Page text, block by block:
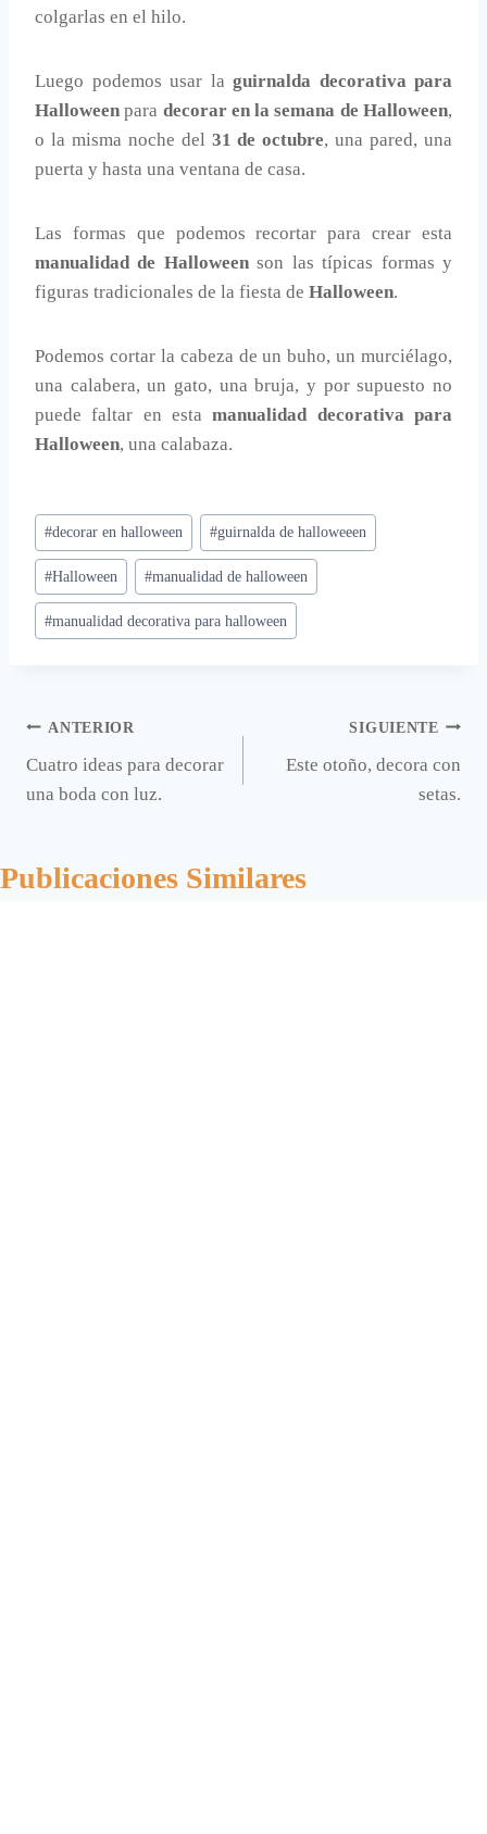
colgarlas en el hilo.
Luego podemos usar la guirnalda decorativa para
Halloween para decorar en la semana de Halloween,
o la misma noche del 31 de octubre, una pared, una
puerta y hasta una ventana de casa.
Las formas que podemos recortar para crear esta
manualidad de Halloweenson las típicas formas y
figuras tradicionales de la fiesta de Halloween.
Podemos cortar la cabeza de un buho, un murciélago,
una calabera, un gato, una bruja, y por supuesto no
puede faltar en estamanualidad decorativa para
Halloween, una calabaza.
Etiquetas
de
la
entrada:
#decorar en halloween #guirnalda de halloweeen
#Halloween #manualidad de halloween
#manualidad decorativa para halloween
Navegación
de
ANTERIOR
Cuatro ideas para decorar
una boda con luz.
SIGUIENTE
Este otoño, decora con
setas.
Publicaciones Similares